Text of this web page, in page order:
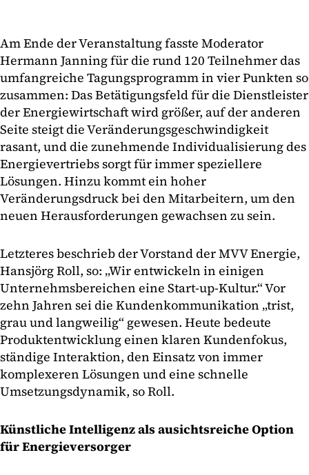
Am Ende der Veranstaltung fasste Moderator
Hermann Janning für die rund 120 Teilnehmer das
umfangreiche Tagungsprogramm in vier Punkten so
zusammen: Das Betätigungsfeld für die Dienstleister
der Energiewirtschaft wird größer, auf der anderen
Seite steigt die Veränderungsgeschwindigkeit
rasant, und die zunehmende Individualisierung des
Energievertriebs sorgt für immer speziellere
Lösungen. Hinzu kommt ein hoher
Veränderungsdruck bei den Mitarbeitern, um den
neuen Herausforderungen gewachsen zu sein.
Letzteres beschrieb der Vorstand der MVV Energie,
Hansjörg Roll, so: „Wir entwickeln in einigen
Unternehmsbereichen eine Start-up-Kultur.“ Vor
zehn Jahren sei die Kundenkommunikation „trist,
grau und langweilig“ gewesen. Heute bedeute
Produktentwicklung einen klaren Kundenfokus,
ständige Interaktion, den Einsatz von immer
komplexeren Lösungen und eine schnelle
Umsetzungsdynamik, so Roll.
Künstliche Intelligenz als ausichtsreiche Option
für Energieversorger